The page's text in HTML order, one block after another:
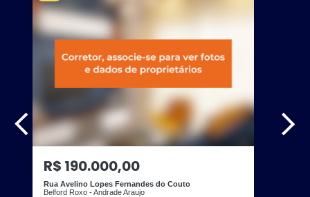
R$ 190.000,00
Rua Avelino Lopes Fernandes do Couto
Belford Roxo - Andrade Araujo